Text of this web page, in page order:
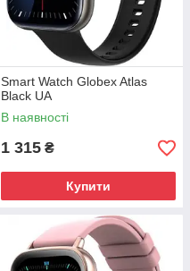
Smart Watch Globex Atlas
Black UA
В наявності
1 315 ₴
Купити